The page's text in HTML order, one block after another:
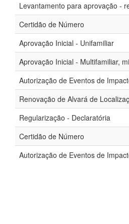
Levantamento para aprovação -
Certidão de Número
Aprovação Inicial - Unifamiliar
Aprovação Inicial - Multifamiliar,
Autorização de Eventos de
Renovação de Alvará de
Regularização - Declaratória
Certidão de Número
Autorização de Eventos de